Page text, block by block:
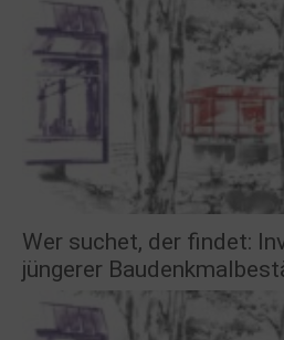
Wer suchet, der findet:
jüngerer